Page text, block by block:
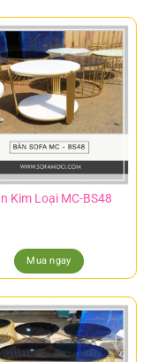
Kim Loại MC-BS48
Mua ngay